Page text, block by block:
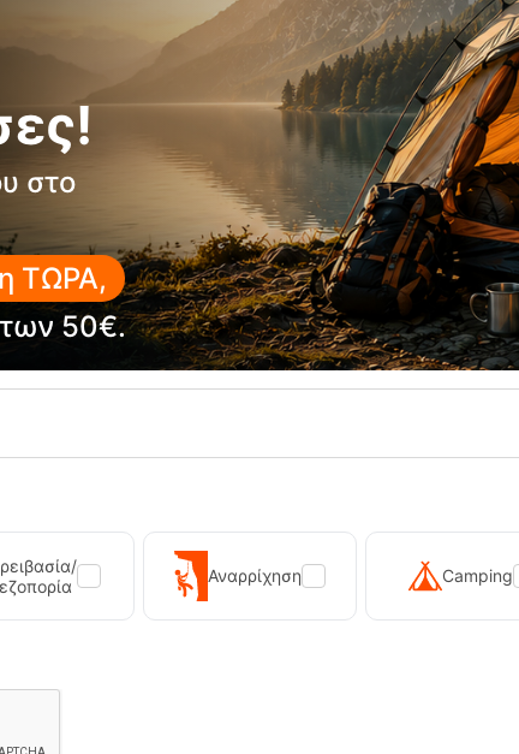
20,00 € Κωδικός: FRE-19547
στο
ΤΩΡΑ,
50€.
Αναρρίχηση Camping